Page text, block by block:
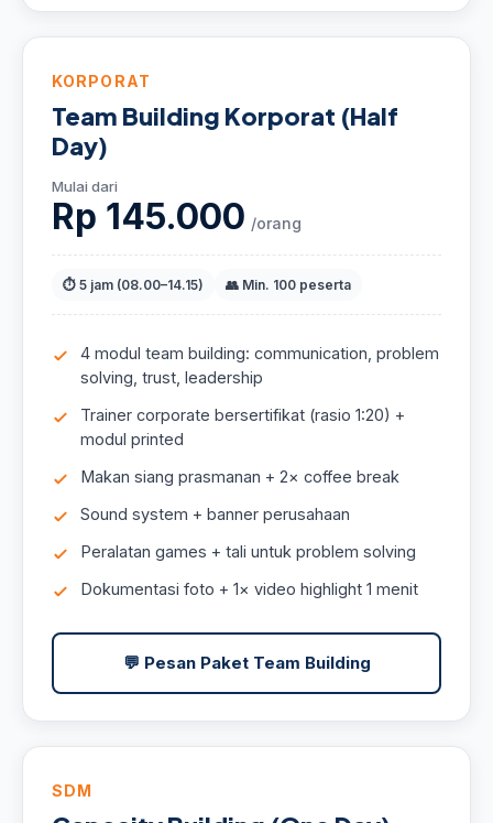
KORPORAT
Team Building Korporat (Half
Day)
Mulai dari
Rp 145.000 /orang
⏱ 5 jam (08.00–14.15) 👥 Min. 100 peserta
4 modul team building: communication, problem
solving, trust, leadership
Trainer corporate bersertifikat (rasio 1:20) +
modul printed
Makan siang prasmanan + 2× coffee break
Sound system + banner perusahaan
Peralatan games + tali untuk problem solving
Dokumentasi foto + 1× video highlight 1 menit
💬 Pesan Paket Team Building
SDM